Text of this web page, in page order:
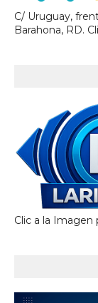
C/ Uruguay,
Barahona, RD.
Clic a la Imagen